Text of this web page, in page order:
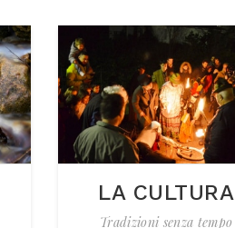
LA CULTURA
Tradizioni senza tempo